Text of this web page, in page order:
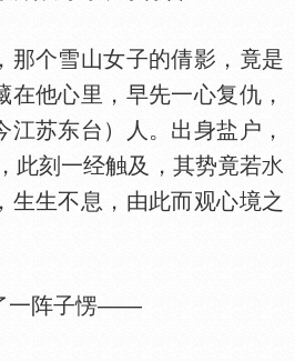
个雪山女子的倩影，竟是
在他心里，早先一心复仇，
江苏东台）人。出身盐户，
此刻一经触及，其势竟若
生生不息，由此而观心境之
阵子愣——